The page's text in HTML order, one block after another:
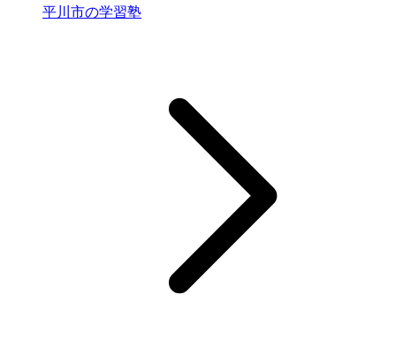
平川市の学習塾